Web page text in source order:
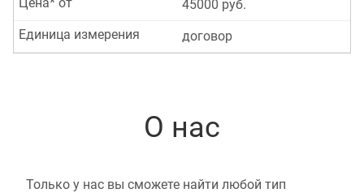
45000 руб.
договор
Единица измерения
О нас
Только у нас вы сможете найти любой тип